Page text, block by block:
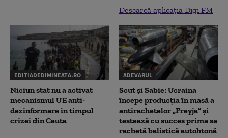
Descarcă aplicația Digi FM
EDITIADEDIMINEATA.RO
Niciun stat nu a activat
mecanismul UE anti-
dezinformare în timpul
crizei din Ceuta
ADEVARUL
Scut și Sabie: Ucraina
începe producția în masă a
antirachetelor „Freyja” și
testează cu succes prima sa
rachetă balistică autohtonă